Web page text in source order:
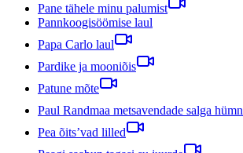
Pane tähele minu palumist
Pannkoogisöömise laul
Papa Carlo laul
Pardike ja mooniõis
Patune mõte
Paul Randmaa metsavendade salga hümn
Pea õits’vad lilled